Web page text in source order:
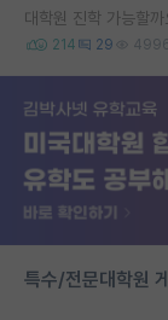
214 29
특수/전문대학원